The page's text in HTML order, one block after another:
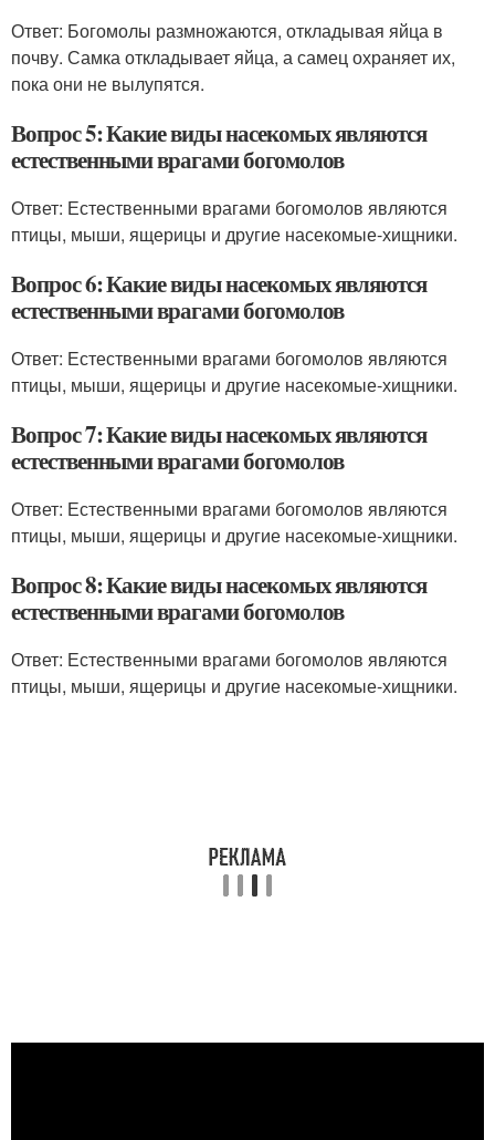
Ответ: Богомолы размножаются, откладывая яйца в
почву. Самка откладывает яйца, а самец охраняет их,
пока они не вылупятся.
Вопрос 5: Какие виды насекомых являются
естественными врагами богомолов
Ответ: Естественными врагами богомолов являются
птицы, мыши, ящерицы и другие насекомые-хищники.
Вопрос 6: Какие виды насекомых являются
естественными врагами богомолов
Ответ: Естественными врагами богомолов являются
птицы, мыши, ящерицы и другие насекомые-хищники.
Вопрос 7: Какие виды насекомых являются
естественными врагами богомолов
Ответ: Естественными врагами богомолов являются
птицы, мыши, ящерицы и другие насекомые-хищники.
Вопрос 8: Какие виды насекомых являются
естественными врагами богомолов
Ответ: Естественными врагами богомолов являются
птицы, мыши, ящерицы и другие насекомые-хищники.